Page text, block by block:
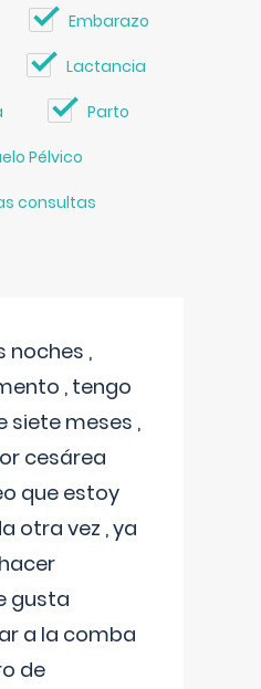
Embarazo
Lactancia
Parto
Pélvico
consultas
noches ,
, tengo
siete meses ,
cesárea
que estoy
otra vez , ya
gusta
a la comba
de